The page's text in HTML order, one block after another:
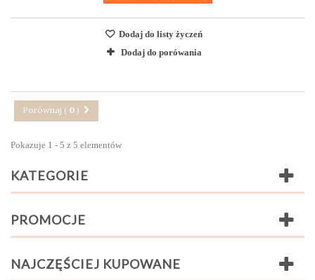
Dodaj do listy życzeń
Dodaj do porówania
Porównaj ( 0 )
Pokazuje 1 - 5 z 5 elementów
KATEGORIE
PROMOCJE
NAJCZĘŚCIEJ KUPOWANE